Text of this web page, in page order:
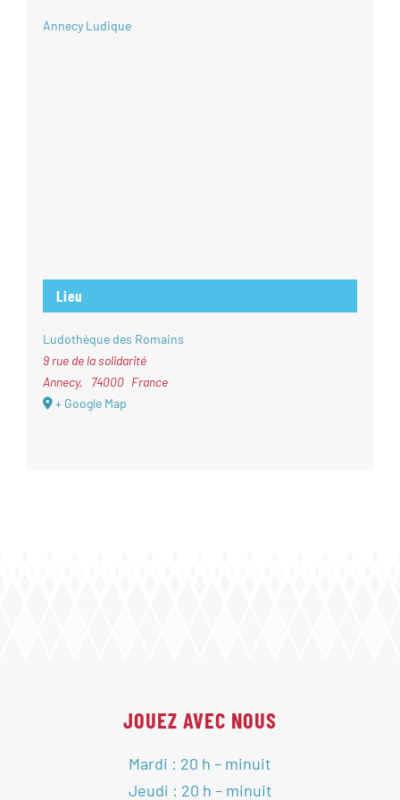
Annecy Ludique
Lieu
Ludothèque des Romains
9 rue de la solidarité
Annecy, 74000 France
+ Google Map
JOUEZ AVEC NOUS
Mardi : 20 h – minuit
Jeudi : 20 h – minuit